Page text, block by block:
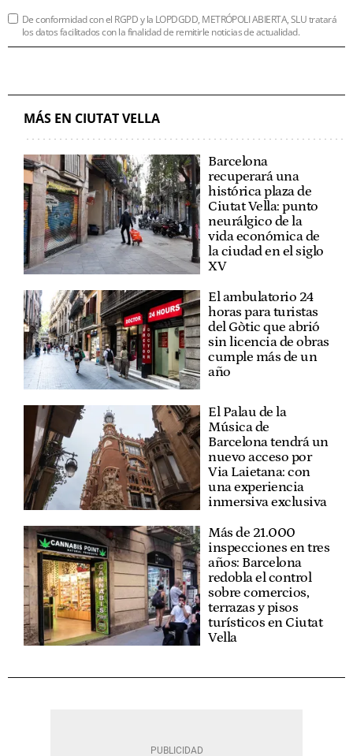
De conformidad con el RGPD y la LOPDGDD, METRÓPOLI ABIERTA, SLU tratará
los datos facilitados con la finalidad de remitirle noticias de actualidad.
MÁS EN CIUTAT VELLA
Barcelona
recuperará una
histórica plaza de
Ciutat Vella: punto
neurálgico de la
vida económica de
la ciudad en el siglo
XV
El ambulatorio 24
horas para turistas
del Gòtic que abrió
sin licencia de obras
cumple más de un
año
El Palau de la
Música de
Barcelona tendrá un
nuevo acceso por
Via Laietana: con
una experiencia
inmersiva exclusiva
Más de 21.000
inspecciones en tres
años: Barcelona
redobla el control
sobre comercios,
terrazas y pisos
turísticos en Ciutat
Vella